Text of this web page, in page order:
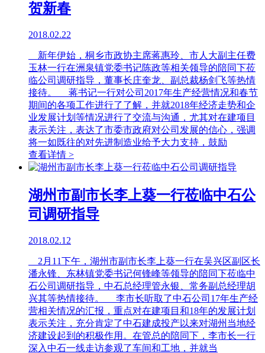
贺新春
2018.02.22
新年伊始，桐乡市政协主席蒋惠玲、市人大副主任费
玉林一行在洲泉镇党委书记陈政等相关领导的陪同下莅
临公司调研指导，董事长庄奎龙、副总裁杨剑飞等热情
接待。 蒋书记一行对公司2017年生产经营情况和春节
期间的各项工作进行了了解，并就2018年经济走势和企
业发展计划等情况进行了交流与沟通，尤其对在建项目
表示关注，表达了市委市政府对公司发展的信心，强调
将一如既往的对先进制造业给予大力支持，鼓励
查看详情 >
湖州市副市长李上葵一行莅临中石公
司调研指导
2018.02.12
2月11下午，湖州市副市长李上葵一行在吴兴区副区长
潘永锋、东林镇党委书记何锋峰等领导的陪同下莅临中
石公司调研指导，中石总经理管永银、常务副总经理胡
兴其等热情接待。 李市长听取了中石公司17年生产经
营相关情况的汇报，重点对在建项目和18年的发展计划
表示关注，充分肯定了中石建成投产以来对湖州当地经
济建设起到的积极作用。在管总的陪同下，李市长一行
深入中石一线走访参观了车间和工地，并就当